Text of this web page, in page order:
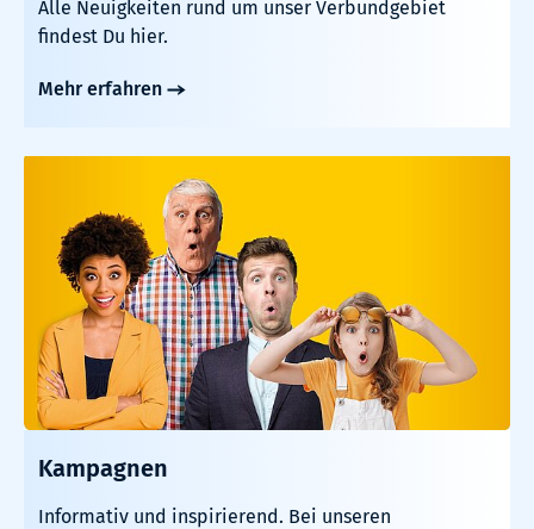
Alle Neuigkeiten rund um unser Verbundgebiet
findest Du hier.
Mehr erfahren
Kampagnen
Informativ und inspirierend. Bei unseren